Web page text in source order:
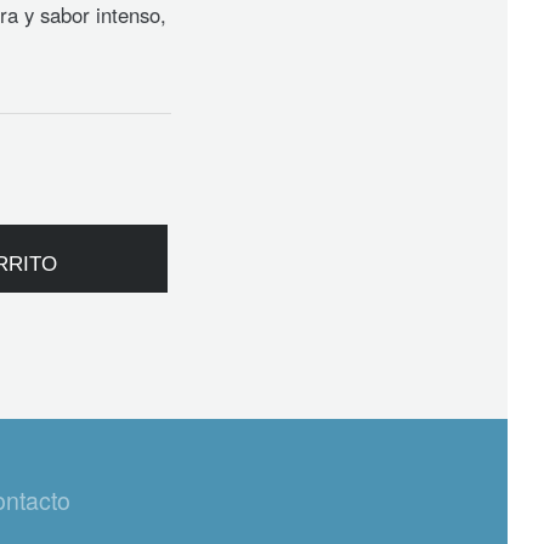
y sabor intenso,